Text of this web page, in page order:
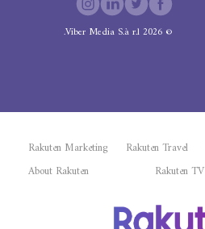
©
2026
Viber Media S.à r.l.
Rakuten Travel
Rakuten Marketing
Rakuten TV
About Rakuten